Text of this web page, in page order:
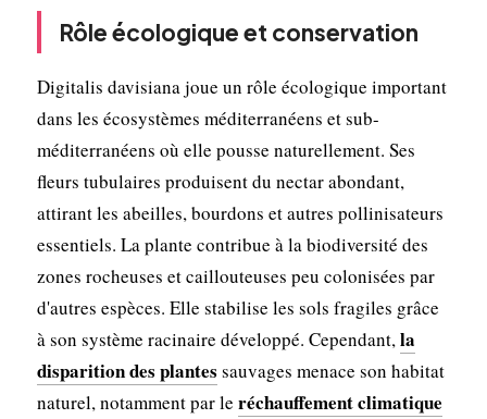
Rôle écologique et conservation
Digitalis davisiana joue un rôle écologique important
dans les écosystèmes méditerranéens et sub-
méditerranéens où elle pousse naturellement. Ses
fleurs tubulaires produisent du nectar abondant,
attirant les abeilles, bourdons et autres pollinisateurs
essentiels. La plante contribue à la biodiversité des
zones rocheuses et caillouteuses peu colonisées par
d'autres espèces. Elle stabilise les sols fragiles grâce
à son système racinaire développé. Cependant,la
disparition des plantes sauvages menace son habitat
naturel, notamment par le réchauffement climatique